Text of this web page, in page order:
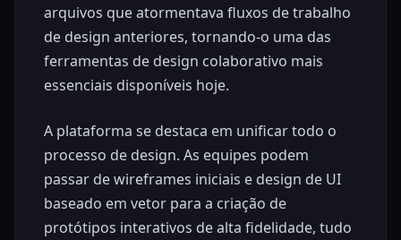
arquivos que atormentava fluxos de trabalho
de design anteriores, tornando-o uma das
ferramentas de design colaborativo mais
essenciais disponíveis hoje.
A plataforma se destaca em unificar todo o
processo de design. As equipes podem
passar de wireframes iniciais e design de UI
baseado em vetor para a criação de
protótipos interativos de alta fidelidade, tudo